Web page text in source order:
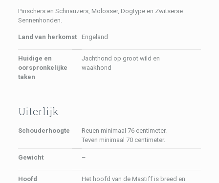
Pinschers en Schnauzers, Molosser, Dogtype en Zwitserse
Sennenhonden.
Land van herkomst Engeland
Huidige en
oorspronkelijke
taken
Jachthond op groot wild en
waakhond
Uiterlijk
Schouderhoogte
Reuen minimaal 76 centimeter.
Teven minimaal 70 centimeter.
Gewicht –
Hoofd
Het hoofd van de Mastiff is breed en